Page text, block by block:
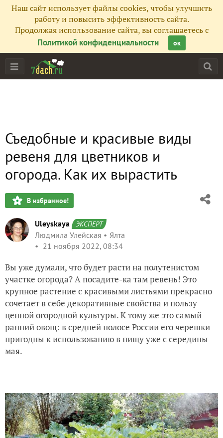
Наш сайт использует файлы cookies, чтобы улучшить
работу и повысить эффективность сайта.
Продолжая использование сайта, вы соглашаетесь с
Политикой конфиденциальности
ок
Съедобные и красивые виды
ревеня для цветников и
огорода. Как их вырастить
В избранное!
Uleyskaya ЭКСПЕРТ
Людмила Улейская
Ялта
21 ноября 2022, 08:34
Вы уже думали, что будет расти на полутенистом
участке огорода? А посадите-ка там ревень! Это
крупное растение с красивыми листьями прекрасно
сочетает в себе декоративные свойства и пользу
ценной огородной культуры. К тому же это самый
ранний овощ: в средней полосе России его черешки
пригодны к использованию в пищу уже с середины
мая.